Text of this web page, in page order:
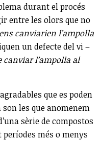
durant el procés
entre les olors que no
canviarien l’ampolla
un defecte del vi –
canviar l’ampolla al
que es poden
les que anomenem
sèrie de compostos
més o menys